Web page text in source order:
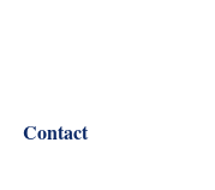
Contact